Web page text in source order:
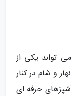
تواند یکی از
و شام در کنار
حرفه ای